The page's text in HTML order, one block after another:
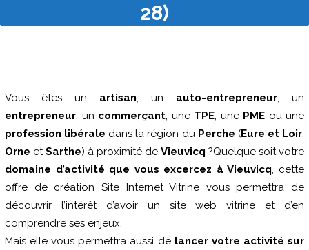
28)
Vous êtes un artisan, un auto-entrepreneur, un
entrepreneur, un commerçant, une TPE, une PME ou une
profession libérale dans la région du Perche (Eure et Loir,
Orne etSarthe) à proximité de Vieuvicq ?Quelque soit votre
domaine d’activité que vous excercez à Vieuvicq, cette
offre de création Site Internet Vitrine vous permettra de
découvrir l’intérêt d’avoir un site web vitrine et d’en
comprendre ses enjeux.
Mais elle vous permettra aussi de lancer votre activité sur